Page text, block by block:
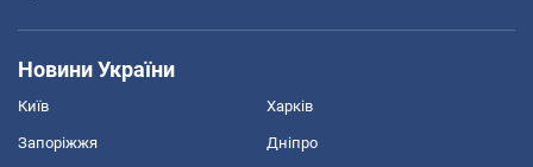
Новини України
Київ Харків
Запоріжжя Дніпро